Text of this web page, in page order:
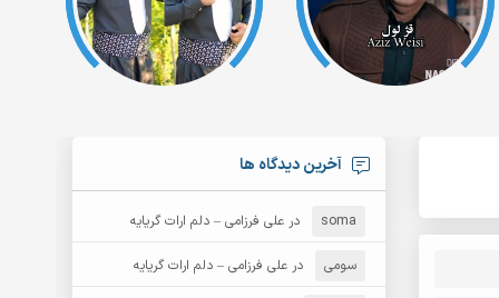
آخرین دیدگاه ها
soma درعلی فرزامی – دلم ارات گریایه
سومی درعلی فرزامی – دلم ارات گریایه